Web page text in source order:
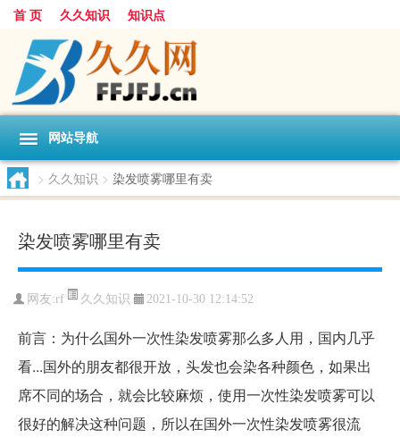
首 页 久久知识 知识点
网站导航
> 久久知识 > 染发喷雾哪里有卖
染发喷雾哪里有卖
网友:rf 久久知识 2021-10-30 12:14:52
前言：为什么国外一次性染发喷雾那么多人用，国内几乎
看...国外的朋友都很开放，头发也会染各种颜色，如果出
席不同的场合，就会比较麻烦，使用一次性染发喷雾可以
很好的解决这种问题，所以在国外一次性染发喷雾很流